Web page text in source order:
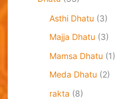
Asthi Dhatu (3)
Majja Dhatu (3)
Mamsa Dhatu (1)
Meda Dhatu (2)
rakta (8)